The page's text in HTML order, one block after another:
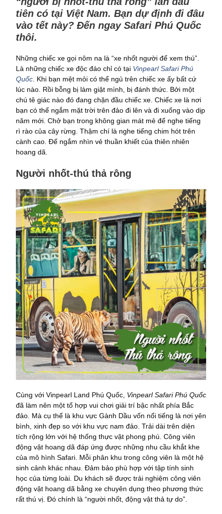
tiên có tại Việt Nam. Bạn dự định đi đâu
vào tết này? Đến ngay Safari Phú Quốc
thôi.
Những chiếc xe gọi nôm na là “xe nhốt người để xem thú”.
Là những chiếc xe độc đáo chỉ có tại Vinpearl Safari Phú
Quốc . Khi bạn mệt mỏi có thể ngủ trên chiếc xe ấy bất cứ
lúc nào. Rồi bỗng bị làm giật mình, bị đánh thức. Bởi một
chú tê giác nào đó đang chặn đầu chiếc xe. Chiếc xe là nơi
bạn có thể ngắm mặt trời trên đảo đi lên và đi xuống vào dịp
năm mới. Chở bạn trong không gian mát mẻ để nghe tiếng
rì rào của cây rừng. Thậm chí là nghe tiếng chim hót trên
cành cao. Để ngắm nhìn vẻ thuần khiết của thiên nhiên
hoang dã.
Người nhốt-thú thả rông
Cùng với Vinpearl Land Phú Quốc, Vinpearl Safari Phú Quốc
đã làm nên một tổ hợp vui chơi giải trí bậc nhất phía Bắc
đảo. Mà cụ thể là khu vực Gành Dầu vốn nổi tiếng là nơi yên
bình, xinh đẹp so với khu vực nam đảo. Trải dài trên diện
tích rộng lớn với hệ thống thực vật phong phú. Công viên
động vật hoang dã đáp ứng được những nhu cầu khắt khe
của mô hình Safari. Mỗi phân khu trong công viên là một hệ
sinh cảnh khác nhau. Đảm bảo phù hợp với tập tính sinh
học của từng loài. Du khách sẽ được trải nghiệm công viên
động vật hoang dã bằng xe chuyên dụng theo phương thức
rất thú vị. Đó chính là “người nhốt, động vật thả tự do”.